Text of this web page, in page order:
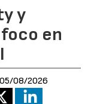
y
foco en
05/08/2026